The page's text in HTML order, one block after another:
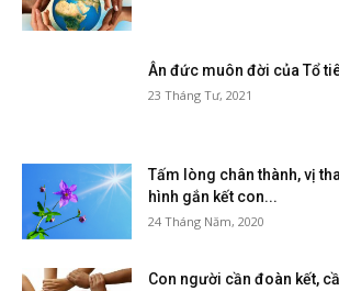
Ân đức muôn đời của Tổ
23 Tháng Tư, 2021
Tấm lòng chân thành, vị
hình gắn kết con...
24 Tháng Năm, 2020
Con người cần đoàn kết,